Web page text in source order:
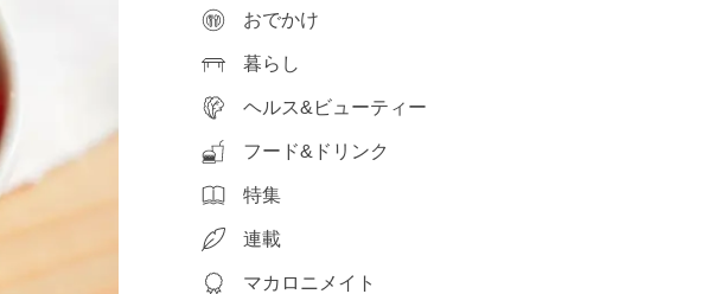
おでかけ
暮らし
ヘルス&ビューティー
フード&ドリンク
特集
連載
マカロニメイト